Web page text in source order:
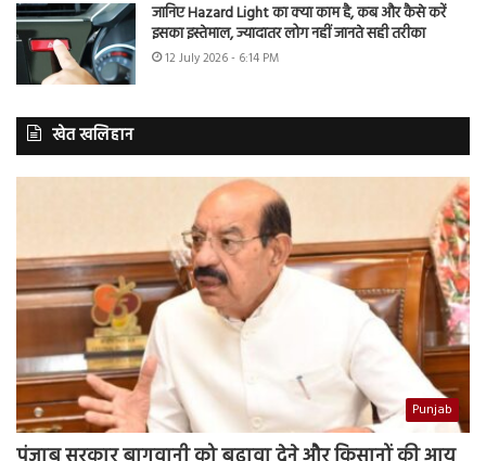
जानिए Hazard Light का क्या काम है, कब और कैसे करें
इसका इस्तेमाल, ज्यादातर लोग नहीं जानते सही तरीका
12 July 2026 - 6:14 PM
खेत खलिहान
Punjab